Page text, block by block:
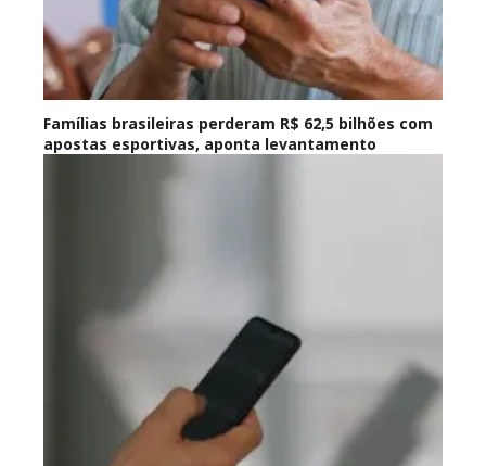
Famílias brasileiras perderam R$ 62,5 bilhões com
apostas esportivas, aponta levantamento